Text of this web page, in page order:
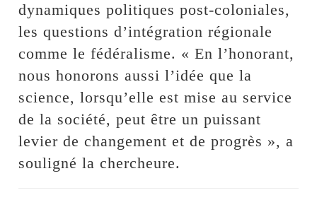
dynamiques politiques post-coloniales,
les questions d’intégration régionale
comme le fédéralisme. « En l’honorant,
nous honorons aussi l’idée que la
science, lorsqu’elle est mise au service
de la société, peut être un puissant
levier de changement et de progrès », a
souligné la chercheure.